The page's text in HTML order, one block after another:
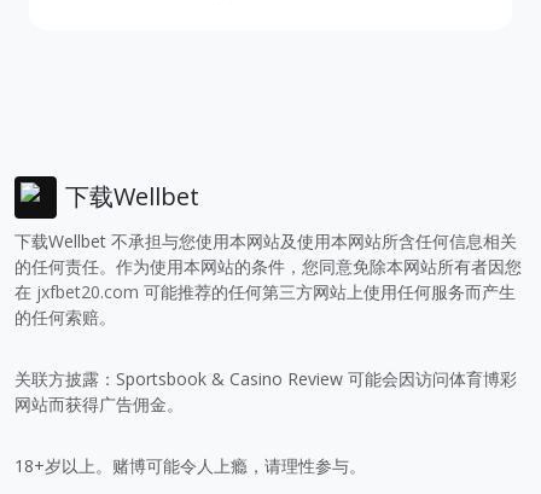
下载Wellbet
下载Wellbet 不承担与您使用本网站及使用本网站所含任何信息相关
的任何责任。作为使用本网站的条件，您同意免除本网站所有者因您
在 jxfbet20.com 可能推荐的任何第三方网站上使用任何服务而产生
的任何索赔。
关联方披露：Sportsbook & Casino Review 可能会因访问体育博彩
网站而获得广告佣金。
18+岁以上。赌博可能令人上瘾，请理性参与。